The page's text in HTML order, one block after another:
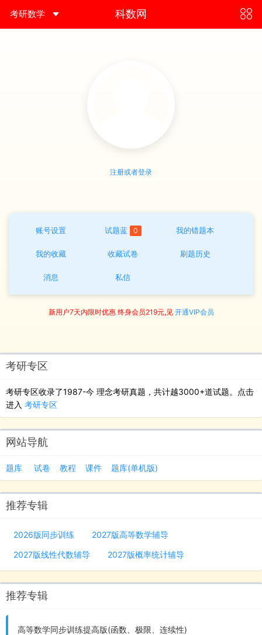
考研数学 科数网
注册或者登录
账号设置 试题蓝 0 我的错题本
我的收藏 收藏试卷 刷题历史
消息 私信
新用户7天内限时优惠 终身会员219元,见 开通VIP会员
考研专区
考研专区收录了1987-今 理念考研真题，共计越3000+道试题。点击
进入 考研专区
网站导航
题库 试卷 教程 课件 题库(单机版)
推荐专辑
2026版同步训练
2027版高等数学辅导
2027版线性代数辅导
2027版概率统计辅导
推荐专辑
高等数学同步训练提高版(函数、极限、连续性)